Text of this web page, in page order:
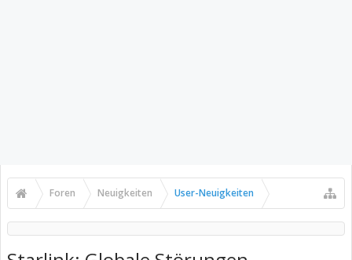
Foren Neuigkeiten User-Neuigkeiten